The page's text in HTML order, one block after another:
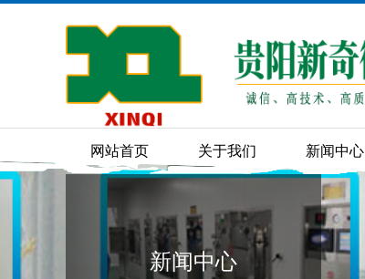
网站首页 关于我们 新闻中心
新闻中心